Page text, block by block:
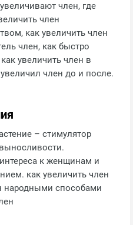
член, где
член
как увеличить член
член, как быстро
увеличить член в
член до и после.
– стимулятор
к женщинам и
как увеличить член
народными способами